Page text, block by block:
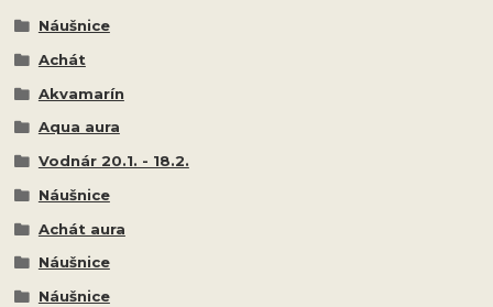
Náušnice
Achát
Akvamarín
Aqua aura
Vodnár 20.1. - 18.2.
Náušnice
Achát aura
Náušnice
Náušnice